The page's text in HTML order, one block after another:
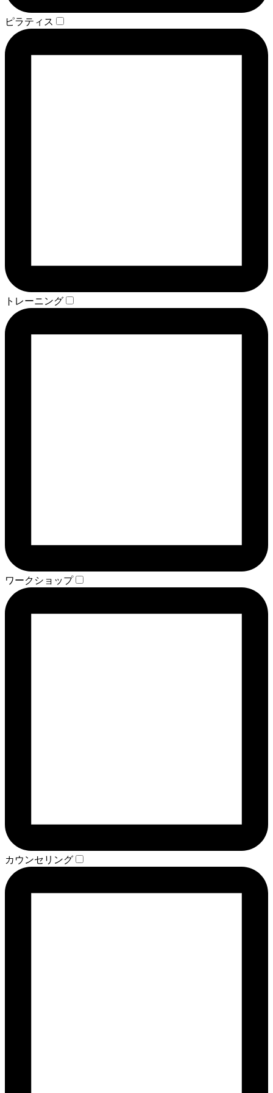
ピラティス
トレーニング
ワークショップ
カウンセリング